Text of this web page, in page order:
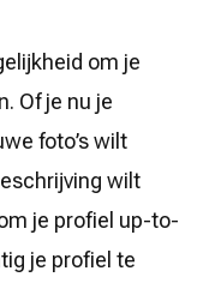
om je
Of je nu je
foto’s wilt
wilt
je profiel up-to-
je profiel te